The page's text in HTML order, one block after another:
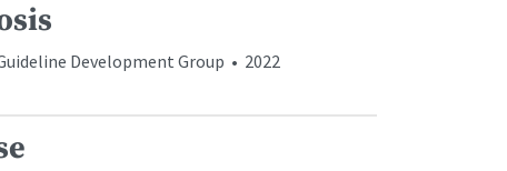
Development Group • 2022